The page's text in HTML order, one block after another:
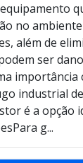
no
além de
ser
importância
industrial
é a opção
g...